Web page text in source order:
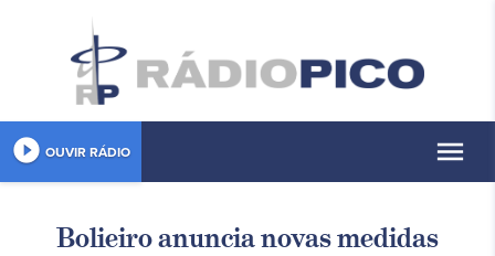
play_circle_filled OUVIR RÁDIO menu
Bolieiro anuncia novas medidas